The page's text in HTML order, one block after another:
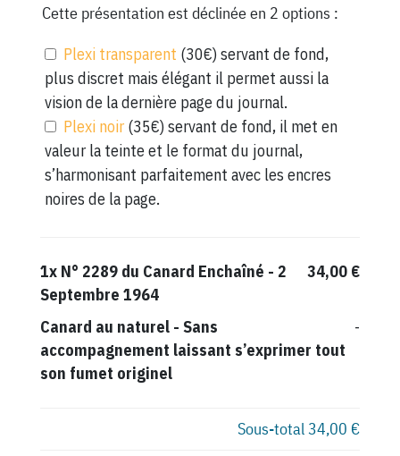
Cette présentation est déclinée en 2 options :
Plexi transparent (30€) servant de fond,
plus discret mais élégant il permet aussi la
vision de la dernière page du journal.
Plexi noir (35€) servant de fond, il met en
valeur la teinte et le format du journal,
s’harmonisant parfaitement avec les encres
noires de la page.
1x N° 2289 du Canard Enchaîné - 2
Septembre 1964
34,00 €
Canard au naturel- Sans
accompagnement laissant s’exprimer tout
son fumet originel
-
Sous-total34,00 €